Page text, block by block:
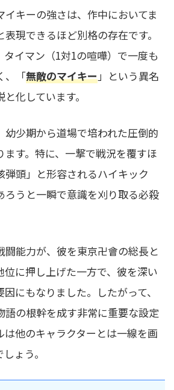
キーの強さは、作中においてま
現できるほど別格の存在です。
イマン（1対1の喧嘩）で一度も
、「無敵のマイキー」という異名
化しています。
幼少期から道場で培われた圧倒的
ます。特に、一撃で戦況を覆すほ
弾頭」と形容されるハイキック
ろうと一瞬で意識を刈り取る必殺
闘能力が、彼を東京卍會の総長と
位に押し上げた一方で、彼を深い
にもなりました。したがって、
語の根幹を成す非常に重要な設定
は他のキャラクターとは一線を画
ょう。